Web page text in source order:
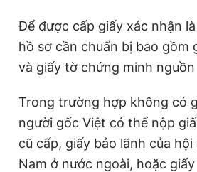
Để được cấp giấy xác nhận
hồ sơ cần chuẩn bị bao gồm
và giấy tờ chứng minh
Trong trường hợp không có
người gốc Việt có thể nộp
cũ cấp, giấy bảo lãnh của
Nam ở nước ngoài, hoặc